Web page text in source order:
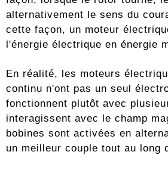
alternativement le sens du
cette façon, un moteur
l'énergie électrique en énergie
En réalité, les moteurs
continu n'ont pas un seul
fonctionnent plutôt avec
interagissent avec le champ
bobines sont activées en
un meilleur couple tout au long